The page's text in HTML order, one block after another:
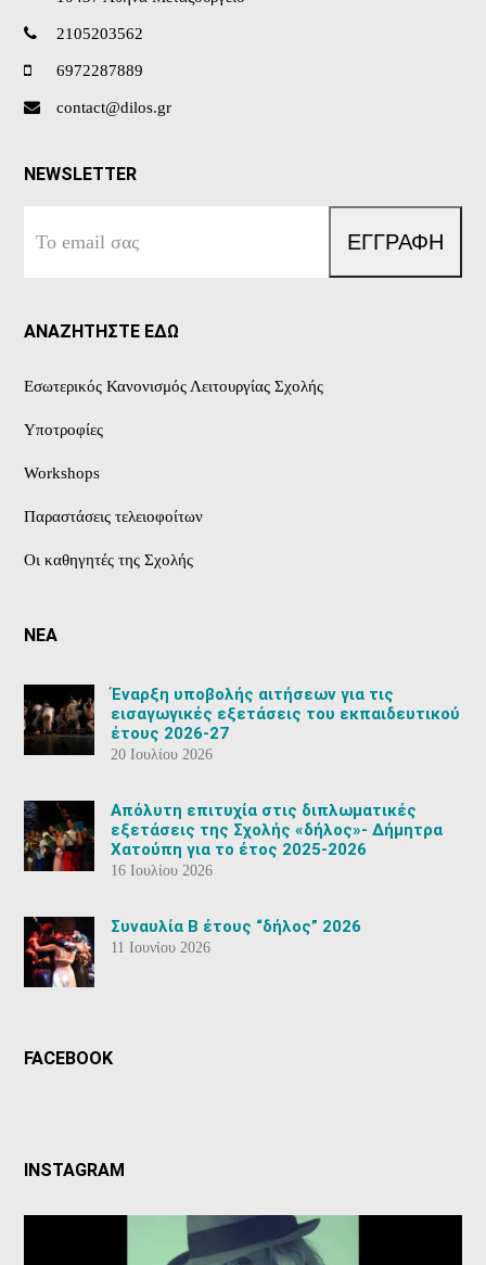
2105203562
6972287889
contact@dilos.gr
NEWSLETTER
email
ΕΓΓΡΑΦΗ
ΑΝΑΖΗΤΗΣΤΕ ΕΔΩ
Εσωτερικός Κανονισμός Λειτουργίας Σχολής
Υποτροφίες
Workshops
Παραστάσεις τελειοφοίτων
Οι καθηγητές της Σχολής
ΝΕΑ
Έναρξη υποβολής αιτήσεων για τις
εισαγωγικές εξετάσεις του εκπαιδευτικού
έτους 2026-27
20 Ιουλίου 2026
Aπόλυτη επιτυχία στις διπλωματικές
εξετάσεις της Σχολής «δήλος»- Δήμητρα
Χατούπη για το έτος 2025-2026
16 Ιουλίου 2026
Συναυλία Β έτους “δήλος” 2026
11 Ιουνίου 2026
FACEBOOK
INSTAGRAM